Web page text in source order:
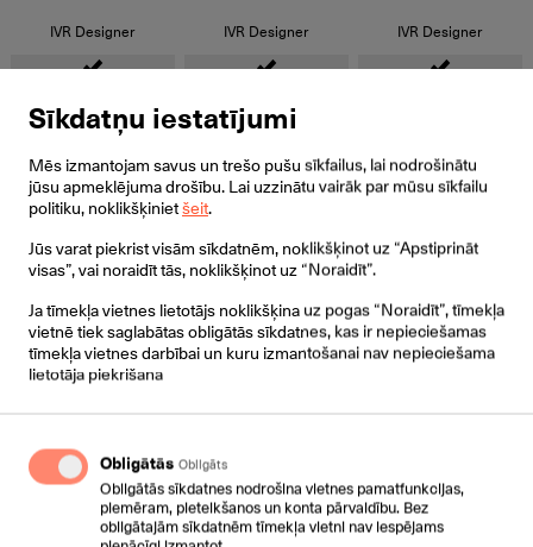
IVR Designer
Call Recording
Whispe and Barge-in
Analytics and reporting
API
Contact Management
IVR Designer
Call Recording
Whispe and Barge-in
Analytics and reporting
API
Contact Management
IVR Designer
Analytics and reporting
API
Contact Management
Sīkdatņu iestatījumi
Mēs izmantojam savus un trešo pušu sīkfailus, lai nodrošinātu
jūsu apmeklējuma drošību. Lai uzzinātu vairāk par mūsu sīkfailu
politiku, noklikšķinietšeit.
Jūs varat piekrist visām sīkdatnēm, noklikšķinot uz “Apstiprināt
visas”, vai noraidīt tās, noklikšķinot uz “Noraidīt”.
Ja tīmekļa vietnes lietotājs noklikšķina uz pogas “Noraidīt”, tīmekļa
vietnē tiek saglabātas obligātās sīkdatnes, kas ir nepieciešamas
tīmekļa vietnes darbībai un kuru izmantošanai nav nepieciešama
lietotāja piekrišana
Obligātās Obligāts
Obligātās sīkdatnes nodrošina vietnes pamatfunkcijas,
piemēram, pieteikšanos un konta pārvaldību. Bez
obligātajām sīkdatnēm tīmekļa vietni nav iespējams